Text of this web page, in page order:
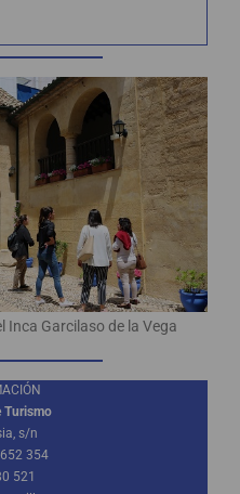
Inca Garcilaso de la Vega
Turismo
s/n
354
521